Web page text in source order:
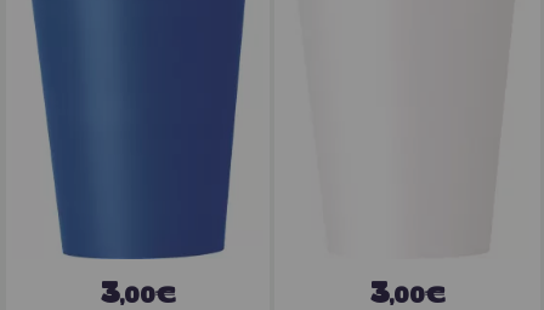
3,00€ 3,00€